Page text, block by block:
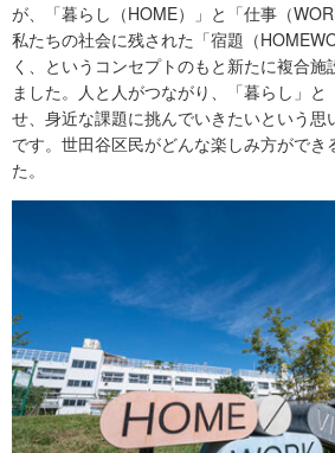
が、「暮らし（HOME）」と「仕事（
私たちの社会に残された「宿題（
く、というコンセプトのもと新たに複合施
ました。人と人がつながり、「暮らし」と
せ、身近な課題に挑んでいきたいという思
です。世田谷区民がどんな楽しみ方ができ
た。